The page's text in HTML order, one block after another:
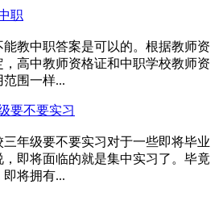
职
教中职答案是可以的。根据教师资
高中教师资格证和中职学校教师资
围一样...
要不要实习
年级要不要实习对于一些即将毕业
即将面临的就是集中实习了。毕竟
将拥有...